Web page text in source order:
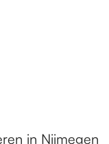
in Nijmegen